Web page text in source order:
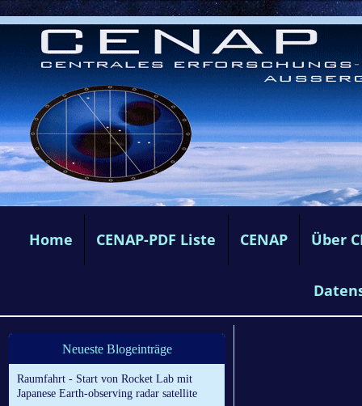
Home CENAP-PDF Liste CENAP Über
Neueste Blogeinträge
Raumfahrt - Start von Rocket Lab mit
Japanese Earth-observing radar satellite